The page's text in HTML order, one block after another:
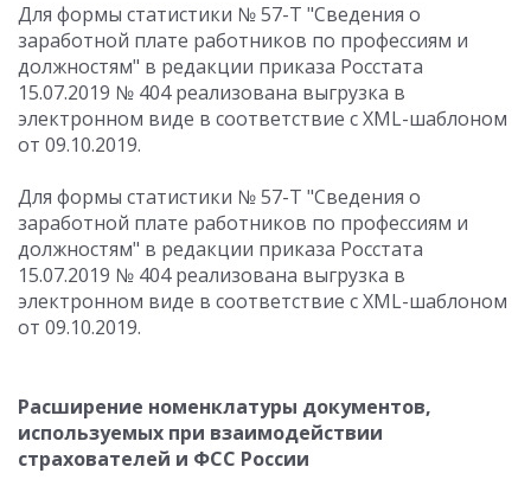
Для формы статистики № 57-Т "Сведения о
заработной плате работников по профессиям и
должностям" в редакции приказа Росстата
15.07.2019 № 404 реализована выгрузка в
электронном виде в соответствие с XML-шаблоном
от 09.10.2019.
Для формы статистики № 57-Т "Сведения о
заработной плате работников по профессиям и
должностям" в редакции приказа Росстата
15.07.2019 № 404 реализована выгрузка в
электронном виде в соответствие с XML-шаблоном
от 09.10.2019.
Расширение номенклатуры документов,
используемых при взаимодействии
страхователей и ФСС России